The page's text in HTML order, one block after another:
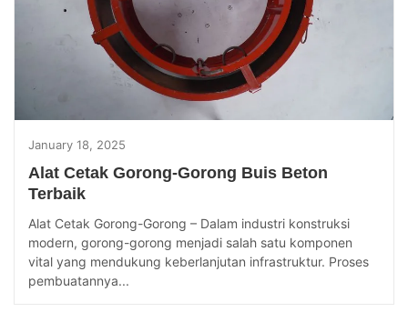
January 18, 2025
Alat Cetak Gorong-Gorong Buis Beton
Terbaik
Alat Cetak Gorong-Gorong – Dalam industri konstruksi
modern, gorong-gorong menjadi salah satu komponen
vital yang mendukung keberlanjutan infrastruktur. Proses
pembuatannya...